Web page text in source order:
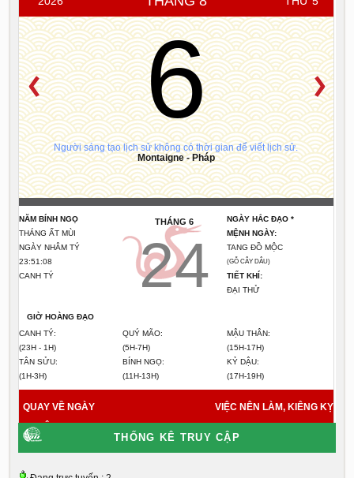
6
Người sáng tạo lịch sử không có thời gian để viết lịch sử.
Montaigne - Pháp
NĂM BÍNH NGỌ
THÁNG ẤT MÙI
NGÀY NHÂM TÝ
23:51:09
CANH TÝ
THÁNG 6
24
NGÀY HẮC ĐẠO *
MỆNH NGÀY:
TANG ĐỒ MỘC
(GỖ CÂY DÂU)
TIẾT KHÍ:
ĐẠI THỬ
GIỜ HOÀNG ĐẠO
CANH TÝ:
(23H - 1H)
TÂN SỬU:
(1H-3H)
QUÝ MÃO:
(5H-7H)
BÍNH NGỌ:
(11H-13H)
MẬU THÂN:
(15H-17H)
KỶ DẬU:
(17H-19H)
QUAY VỀ NGÀY
HÔM NAY
VIỆC NÊN LÀM, KIÊNG KỴ
THỐNG KÊ TRUY CẬP